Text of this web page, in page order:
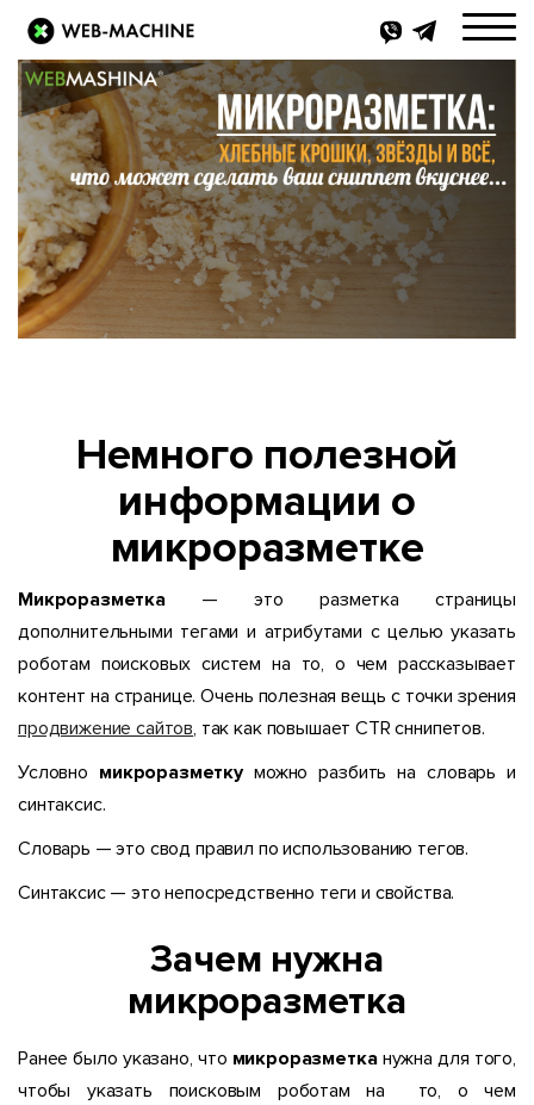
Немного полезной
информации о
микроразметке
Микроразметка— это разметка страницы
дополнительными тегами и атрибутами с целью указать
роботам поисковых систем на то, о чем рассказывает
контент на странице. Очень полезная вещь с точки зрения
продвижение сайтов, так как повышает CTR сннипетов.
Условно микроразметкуможно разбить на словарь и
синтаксис.
Словарь — это свод правил по использованию тегов.
Синтаксис — это непосредственно теги и свойства.
Зачем нужна
микроразметка
Ранее было указано, что микроразметканужна для того,
чтобы указать поисковым роботам на то, о чем